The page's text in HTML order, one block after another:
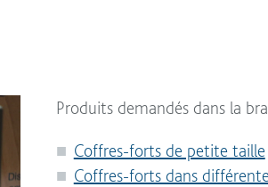
Produits demandés dans la
Coffres-forts de petite taille
Coffres-forts dans